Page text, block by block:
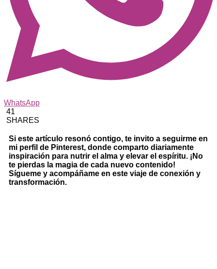
WhatsApp
41
SHARES
Si este artículo resonó contigo, te invito a seguirme en
mi perfil de Pinterest, donde comparto diariamente
inspiración para nutrir el alma y elevar el espíritu. ¡No
te pierdas la magia de cada nuevo contenido!
Sígueme y acompáñame en este viaje de conexión y
transformación.